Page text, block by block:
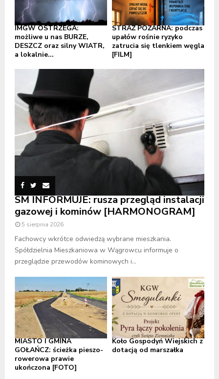
IMGW OSTRZEGA:
możliwe u nas BURZE,
DESZCZ oraz silny WIATR,
a lokalnie...
STRAŻ POŻARNA: podczas
upałów rośnie ryzyko
zatrucia się tlenkiem węgla
[FILM]
SM INFORMUJE: rusza przegląd instalacji
gazowej i kominów [HARMONOGRAM]
5 sierpnia 2026
Fachowcy wkrótce odwiedzą wybrane mieszkania.
Spółdzielnia Mieszkaniowa w Wągrowcu informuje o
przeglądzie przewodów kominowych i...
MIASTO I GMINA
GOŁAŃCZ: ścieżka pieszo-
rowerowa prawie
ukończona [FOTO]
Koło Gospodyń Wiejskich z
dotacją od marszałka